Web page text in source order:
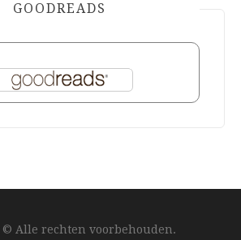
GOODREADS
© Alle rechten voorbehouden.